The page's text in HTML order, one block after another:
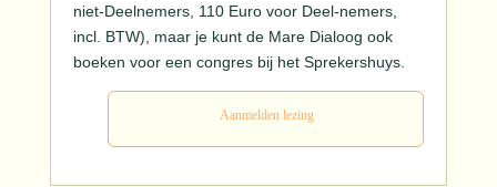
niet-Deelnemers, 110 Euro voor Deel-nemers,
incl. BTW), maar je kunt de Mare Dialoog ook
boeken voor een congres bij het Sprekershuys.
Aanmelden lezing